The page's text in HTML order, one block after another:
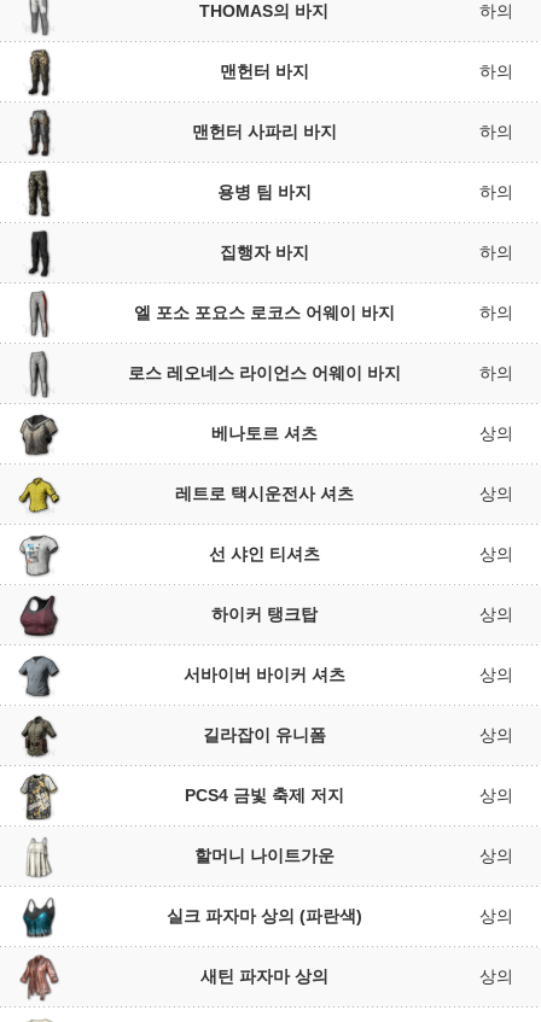
THOMAS의 바지 하의
맨헌터 바지 하의
맨헌터 사파리 바지 하의
용병 팀 바지 하의
집행자 바지 하의
엘 포소 포요스 로코스 어웨이 바지 하의
로스 레오네스 라이언스 어웨이 바지 하의
베나토르 셔츠 상의
레트로 택시운전사 셔츠 상의
선 샤인 티셔츠 상의
하이커 탱크탑 상의
서바이버 바이커 셔츠 상의
길라잡이 유니폼 상의
PCS4 금빛 축제 저지 상의
할머니 나이트가운 상의
실크 파자마 상의 (파란색) 상의
새틴 파자마 상의 상의